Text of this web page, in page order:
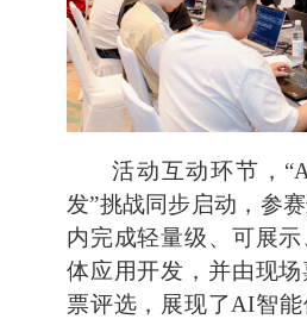
活动互动环节，
发”挑战同步启动，参
内完成轻量级、可展
体应用开发，并由现
票评选，展现了AI智